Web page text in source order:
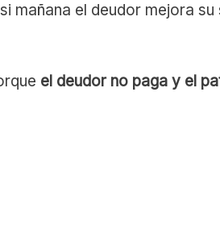
mañana el deudor mejora su
el deudor no paga y el